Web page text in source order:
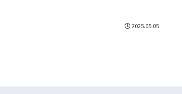
2025.05.05